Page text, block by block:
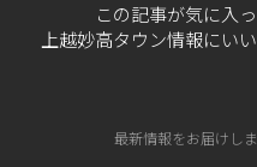
この記事が気に入
上越妙高タウン情報にい
最新情報をお届けし